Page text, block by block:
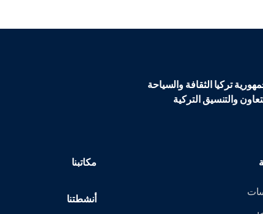
تركيا الثقافة والسياحة
والتنسيق التركية
مكاتبنا
أنشطتنا